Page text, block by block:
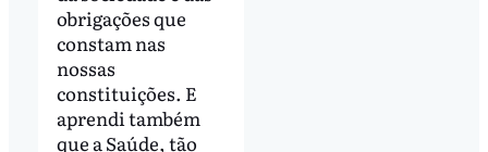
obrigações que
constam nas
nossas
constituições. E
aprendi também
que a Saúde, tão